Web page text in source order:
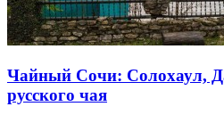
Чайный Сочи: Солохаул,
русского чая